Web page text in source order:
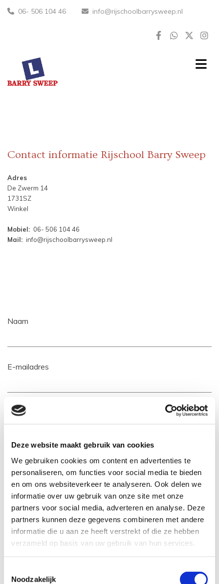
Deze website maakt gebruik van cookies
We gebruiken cookies om content en advertenties te
personaliseren, om functies voor social media te bieden
en om ons websiteverkeer te analyseren. Ook delen we
informatie over uw gebruik van onze site met onze
partners voor social media, adverteren en analyse. Deze
partners kunnen deze gegevens combineren met andere
informatie die u aan ze heeft verstrekt of die ze hebben
verzameld op basis van uw gebruik van hun services.
Noodzakelijk
 06- 506 104 46  info@rijschoolbarrysweep.nl
Contact informatie Rijschool Barry Sweep
Adres
De Zwerm 14
1731SZ
Winkel
Mobiel: 06- 506 104 46
Mail: info@rijschoolbarrysweep.nl
Naam
E-mailadres
Telefoonnummer
Bericht